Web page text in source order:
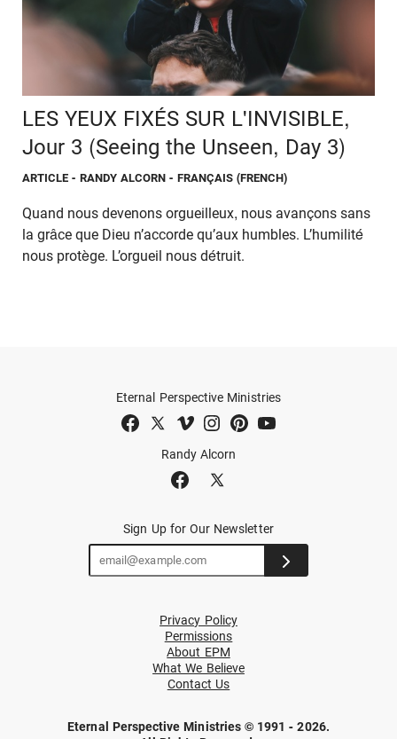
LES YEUX FIXÉS SUR L'INVISIBLE,
Jour 3 (Seeing the Unseen, Day 3)
ARTICLE - RANDY ALCORN - FRANÇAIS (FRENCH)
Quand nous devenons orgueilleux, nous avançons sans
la grâce que Dieu n’accorde qu’aux humbles. L’humilité
nous protège. L’orgueil nous détruit.
Randy Alcorn
Eternal Perspective Ministries
Sign Up for Our Newsletter
Privacy Policy
Permissions
About EPM
What We Believe
Contact Us
Eternal Perspective Ministries © 1991 - 2026.